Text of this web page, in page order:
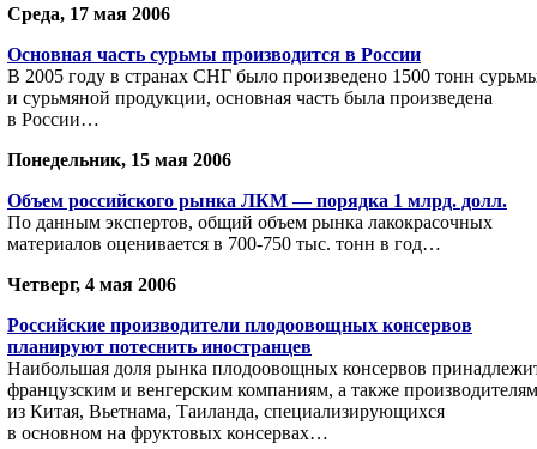
Среда, 17 мая 2006
Основная часть сурьмы производится в России
В 2005 году в странах СНГ было произведено 1500 тонн
и сурьмяной продукции, основная часть была произведена
в России…
Понедельник, 15 мая 2006
Объем российского рынка ЛКМ — порядка 1 млрд. долл.
По данным экспертов, общий объем рынка лакокрасочных
материалов оценивается в 700-750 тыс. тонн в год…
Четверг, 4 мая 2006
Российские производители плодоовощных консервов
планируют потеснить иностранцев
Наибольшая доля рынка плодоовощных консервов
французским и венгерским компаниям, а также производителям
из Китая, Вьетнама, Таиланда, специализирующихся
в основном на фруктовых консервах…